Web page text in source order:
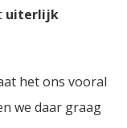
uiterlijk
het ons vooral
we daar graag